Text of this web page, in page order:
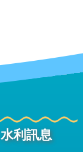
水利訊息